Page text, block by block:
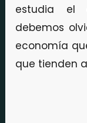
estudia el
debemos
economía
que tienden